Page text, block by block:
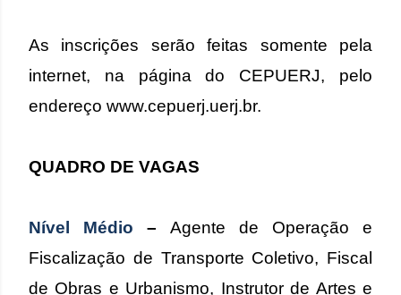
As inscrições serão feitas somente pela
internet, na página do CEPUERJ, pelo
endereço www.cepuerj.uerj.br.
QUADRO DE VAGAS
Nível Médio –
Agente de Operação e
Fiscalização de Transporte Coletivo, Fiscal
de Obras e Urbanismo, Instrutor de Artes e